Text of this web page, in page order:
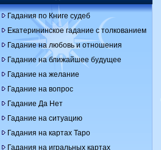
Гадания по Книге судеб
Екатерининское гадание с толкованием
Гадание на любовь и отношения
Гадание на ближайшее будущее
Гадание на желание
Гадание на вопрос
Гадание Да Нет
Гадание на ситуацию
Гадания на картах Таро
Гадания на игральных картах